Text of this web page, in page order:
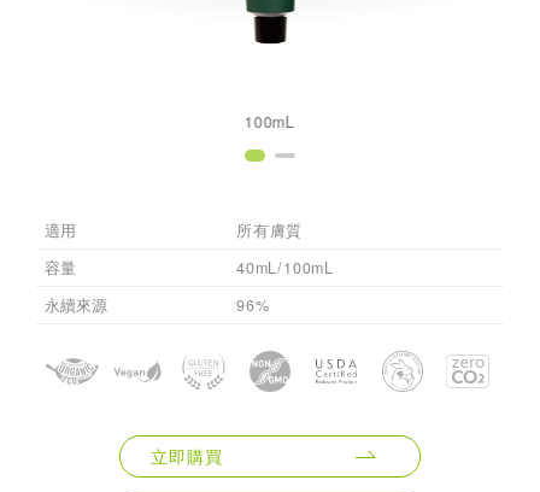
100mL
適用
所有膚質
容量
40mL/100mL
永續來源
96%
立即購買